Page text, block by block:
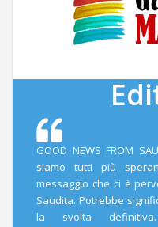
GOOD NEWS FROM
siamo tutti più
messaggio che ci è
Saudita. Potrebbe
la svolta